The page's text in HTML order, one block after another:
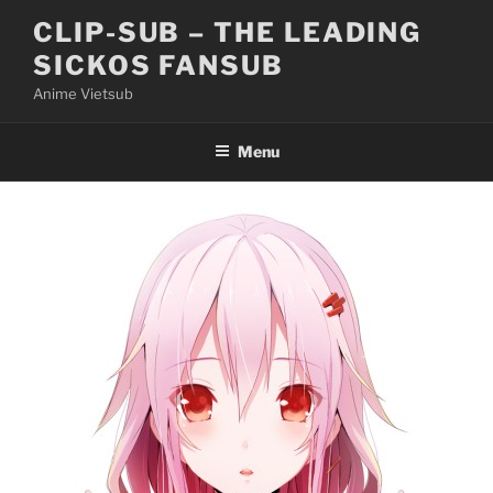
content
CLIP-SUB – THE LEADING
SICKOS FANSUB
Anime Vietsub
Menu